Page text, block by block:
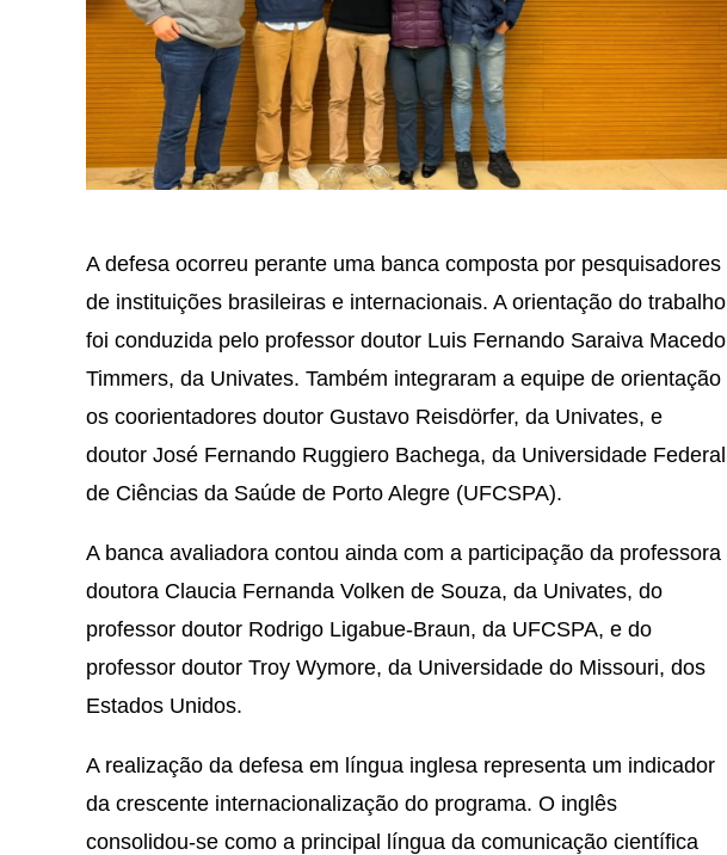
A defesa ocorreu perante uma banca composta por pesquisadores
de instituições brasileiras e internacionais. A orientação do trabalho
foi conduzida pelo professor doutor Luis Fernando Saraiva Macedo
Timmers, da Univates. Também integraram a equipe de orientação
os coorientadores doutor Gustavo Reisdörfer, da Univates, e
doutor José Fernando Ruggiero Bachega, da Universidade Federal
de Ciências da Saúde de Porto Alegre (UFCSPA).
A banca avaliadora contou ainda com a participação da professora
doutora Claucia Fernanda Volken de Souza, da Univates, do
professor doutor Rodrigo Ligabue-Braun, da UFCSPA, e do
professor doutor Troy Wymore, da Universidade do Missouri, dos
Estados Unidos.
A realização da defesa em língua inglesa representa um indicador
da crescente internacionalização do programa. O inglês
consolidou-se como a principal língua da comunicação científica